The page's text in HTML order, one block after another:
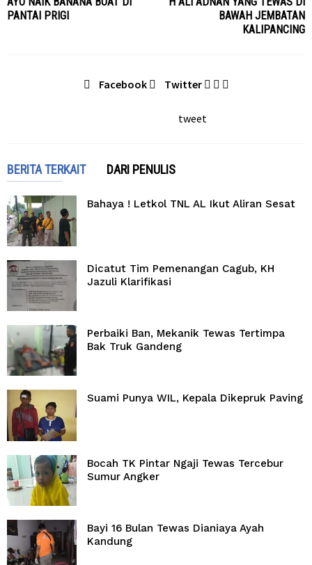
PANTAI PRIGI
BAWAH JEMBATAN
KALIPANCING
Facebook Twitter
tweet
BERITA TERKAIT DARI PENULIS
Bahaya ! Letkol TNL AL Ikut Aliran Sesat
Dicatut Tim Pemenangan Cagub, KH
Jazuli Klarifikasi
Perbaiki Ban, Mekanik Tewas Tertimpa
Bak Truk Gandeng
Suami Punya WIL, Kepala Dikepruk Paving
Bocah TK Pintar Ngaji Tewas Tercebur
Sumur Angker
Bayi 16 Bulan Tewas Dianiaya Ayah
Kandung